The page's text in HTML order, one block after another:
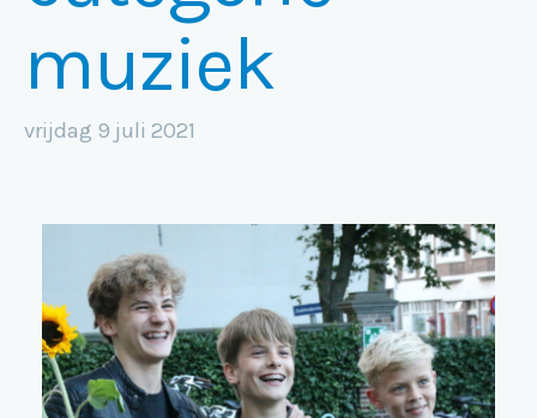
muziek
vrijdag 9 juli 2021